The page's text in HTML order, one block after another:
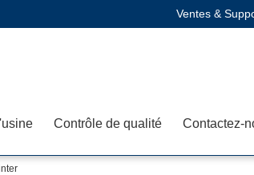
Ventes &
Contrôle de qualité Contactez-